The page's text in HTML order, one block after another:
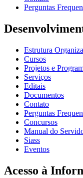
Perguntas
Estrutura
Cursos
Projetos e
Serviços
Editais
Documentos
Contato
Perguntas
Concursos
Manual do
Siass
Eventos
Acesso à